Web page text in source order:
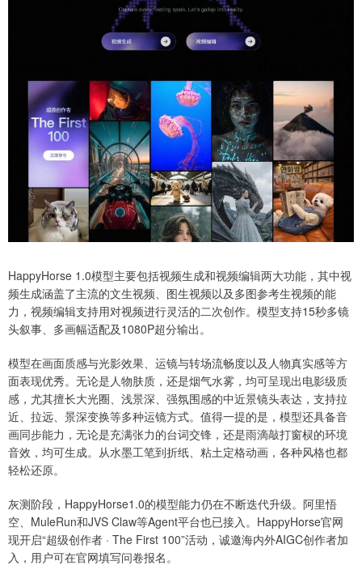
HappyHorse 1.0模型主要包括视频生成和视频编辑两大功能，其中视
频生成涵盖了主流的文生视频、图生视频以及多图参考生视频的能
力，视频编辑支持用对视频进行灵活的二次创作。模型支持15秒多镜
头叙事、多画幅适配及1080P超分输出。
模型在画面质感与光影效果、运镜与转场流畅度以及人物真实感等方
面表现优秀。无论是人物肤质，还是烟气水雾，均可呈现出电影级质
感，尤其擅长大光圈、浅景深、强氛围感的中近景镜头表达，支持拉
近、拉远、景深变换等多种运镜方式。值得一提的是，模型还具备音
画同步能力，无论是充满张力的台词交锋，还是雨滴敲打窗棂的环境
音效，均可生成。从水墨工笔到折纸、粘土定格动画，各种风格也都
轻松还原。
灰测阶段，HappyHorse1.0的模型能力仍在不断迭代升级。阿里悟
空、MuleRun和JVS Claw等Agent平台也已接入。HappyHorse官网
现开启“超级创作者 · The First 100”活动，诚邀海内外AIGC创作者加
入，用户可在官网填写问卷报名。